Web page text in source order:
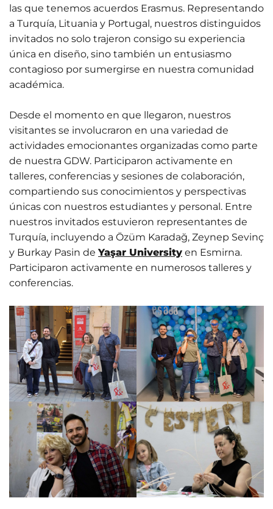
las que tenemos acuerdos Erasmus. Representando
a Turquía, Lituania y Portugal, nuestros distinguidos
invitados no solo trajeron consigo su experiencia
única en diseño, sino también un entusiasmo
contagioso por sumergirse en nuestra comunidad
académica.
Desde el momento en que llegaron, nuestros
visitantes se involucraron en una variedad de
actividades emocionantes organizadas como parte
de nuestra GDW. Participaron activamente en
talleres, conferencias y sesiones de colaboración,
compartiendo sus conocimientos y perspectivas
únicas con nuestros estudiantes y personal. Entre
nuestros invitados estuvieron representantes de
Turquía, incluyendo a Özüm Karadağ, Zeynep Sevinç
y Burkay Pasin de Yaşar University en Esmirna.
Participaron activamente en numerosos talleres y
conferencias.